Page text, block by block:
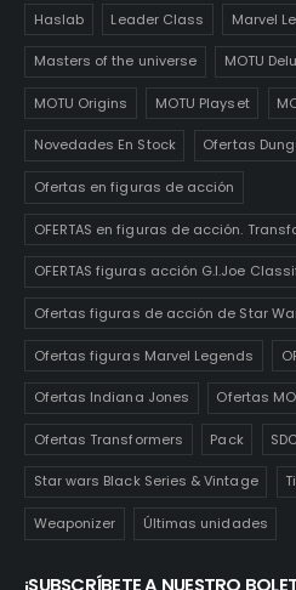
Haslab Leader Class Marvel
Masters of the universe MOTU
MOTU Origins MOTU Playset
Novedades En Stock Ofertas
Ofertas en figuras de acción
OFERTAS en figuras de acción.
OFERTAS figuras acción G.I.Joe
Ofertas figuras de acción de Star
Ofertas figuras Marvel Legends
Ofertas Indiana Jones Ofertas
Ofertas Transformers Pack
Star wars Black Series & Vintage
Weaponizer Últimas unidades
¡SUBSCRÍBETE A NUESTRO